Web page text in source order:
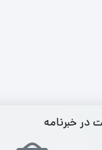
در خبرنامه